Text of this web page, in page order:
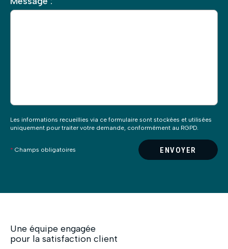
laisser
Les informations recueillies via ce formulaire sont stockées et utilisées
uniquement pour traiter votre demande, conformément au RGPD.
* Champs obligatoires ENVOYER
Une équipe engagée
pour la satisfaction client